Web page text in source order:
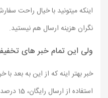
اینکه میتونید با خیال راحت
نگران هزینه ارسال هم نیستید.
ولی این تمام خبر های
استفاده